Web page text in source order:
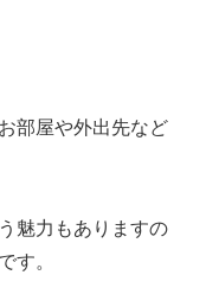
部屋や外出先など
魅力もありますの
す。